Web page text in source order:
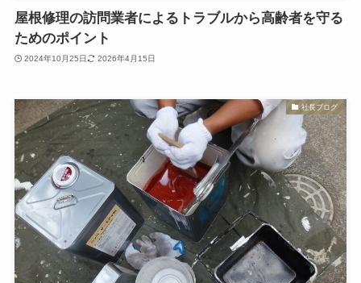
屋根修理の訪問業者によるトラブルから高齢者を守る
ためのポイント
2024年10月25日 2026年4月15日
社長ブログ